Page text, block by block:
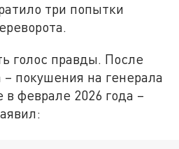
три попытки
голос правды. После
– покушения на генерала
феврале 2026 года –